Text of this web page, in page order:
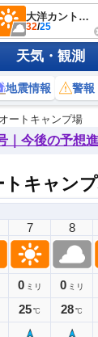
大洋カントリーオートキャンプ場
32/25
天気・観測
地震情報 警報
ートキャンプ場
｜今後の予想
キャン
7
0 ミリ
25℃
8
0 ミリ
28℃